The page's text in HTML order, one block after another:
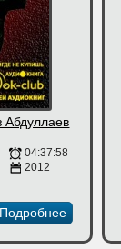
Абдуллаев
04:37:58
2012
Подробнее